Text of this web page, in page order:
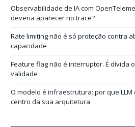
i
l
Observabilidade de IA com
deveria aparecer no trace?
Rate limiting não é só proteção contra
capacidade
Feature flag não é interruptor. É dívida
validade
O modelo é infraestrutura: por que
centro da sua arquitetura